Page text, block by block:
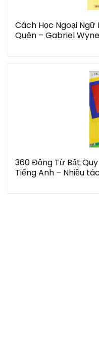
Cách Học Ngoại Ngữ
Quên – Gabriel
360 Động Từ Bất
Tiếng Anh – Nhiều